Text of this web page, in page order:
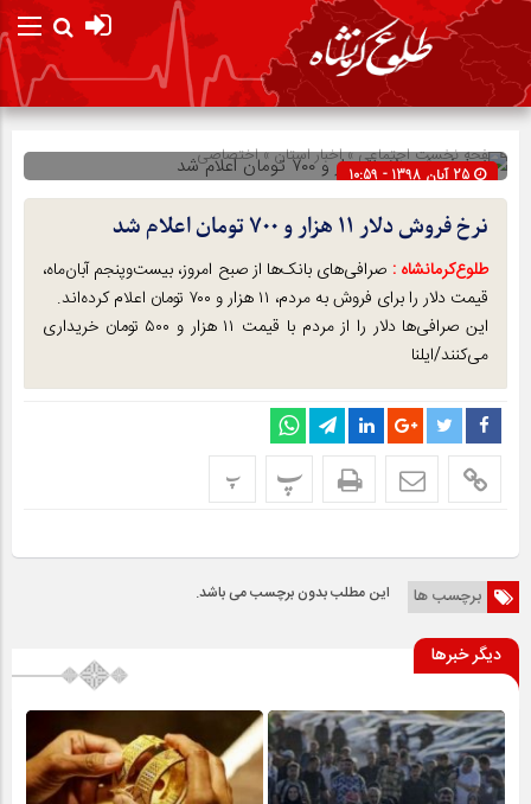
صفحه نخستاجتماعی»اخبار استان»اختصاصی
25 آبان 1398 - 10:59
شناسه : 137565
نرخ فروش دلار ۱۱ هزار و ۷۰۰ تومان اعلام شد
طلوع‌‌کرمانشاه : صرافی‌های بانک‌ها از صبح امروز، بیست‌وپنجم آبان‌ماه،
قیمت دلار را برای فروش به مردم، ۱۱ هزار و ۷۰۰ تومان اعلام کرده‌اند.
این صرافی‌ها دلار را از مردم با قیمت ۱۱ هزار و ۵۰۰ تومان خریداری
می‌کنند/ایلنا
پ پ
برچسب ها این مطلب بدون برچسب می باشد.
دیگر خبرها